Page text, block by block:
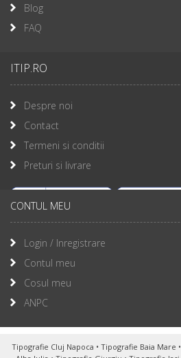
Blog
FAQ
ITIP.RO
Despre noi
Contact
Termeni si conditii
Preturi si livrare
CONTUL MEU
Login / Inregistrare
Contul meu
Cosul meu
ANPC
Tipografie Cluj Napoca • Tipografie Baia Mare •